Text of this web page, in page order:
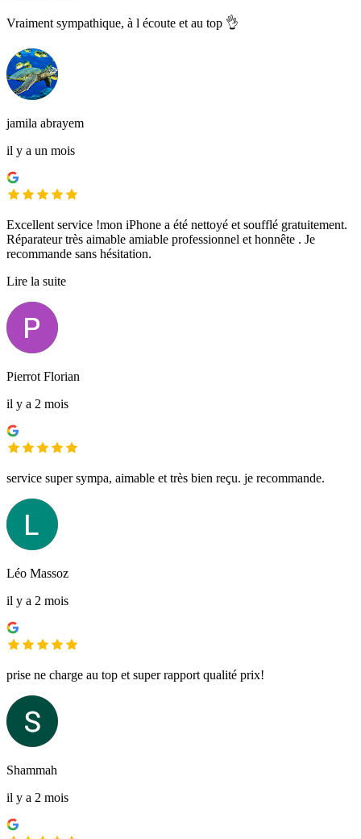
Vraiment sympathique, à l écoute et au top 👌
jamila abrayem
il y a un mois
Excellent service !mon iPhone a été nettoyé et soufflé gratuitement.
Réparateur très aimable amiable professionnel et honnête . Je
recommande sans hésitation.
Lire la suite
Pierrot Florian
il y a 2 mois
service super sympa, aimable et très bien reçu. je recommande.
Léo Massoz
il y a 2 mois
prise ne charge au top et super rapport qualité prix!
Shammah
il y a 2 mois